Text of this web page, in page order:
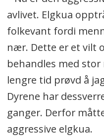
avlivet. Elgkua
folkevant fordi
nær. Dette er et vilt
behandles med stor
lengre tid prøvd å
Dyrene har
ganger. Derfor
aggressive elgkua.